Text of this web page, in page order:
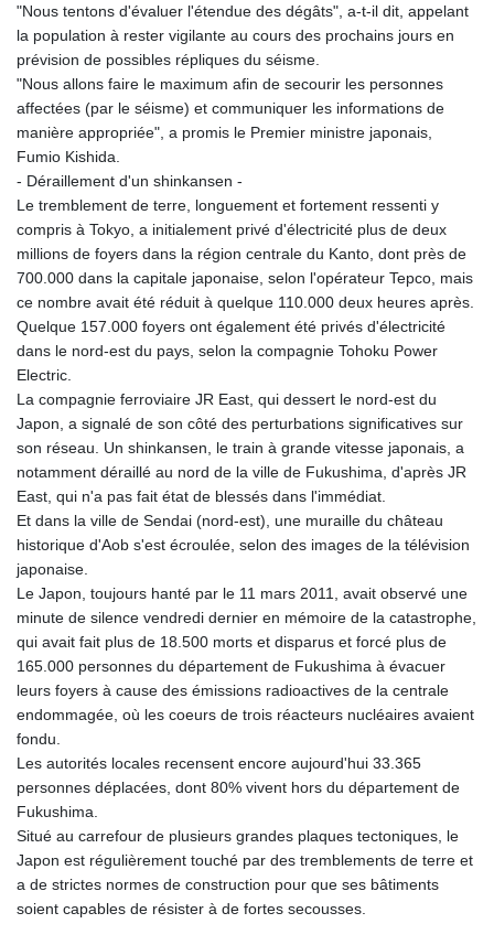
"Nous tentons d'évaluer l'étendue des dégâts", a-t-il dit, appelant
la population à rester vigilante au cours des prochains jours en
prévision de possibles répliques du séisme.
"Nous allons faire le maximum afin de secourir les personnes
affectées (par le séisme) et communiquer les informations de
manière appropriée", a promis le Premier ministre japonais,
Fumio Kishida.
- Déraillement d'un shinkansen -
Le tremblement de terre, longuement et fortement ressenti y
compris à Tokyo, a initialement privé d'électricité plus de deux
millions de foyers dans la région centrale du Kanto, dont près de
700.000 dans la capitale japonaise, selon l'opérateur Tepco, mais
ce nombre avait été réduit à quelque 110.000 deux heures après.
Quelque 157.000 foyers ont également été privés d'électricité
dans le nord-est du pays, selon la compagnie Tohoku Power
Electric.
La compagnie ferroviaire JR East, qui dessert le nord-est du
Japon, a signalé de son côté des perturbations significatives sur
son réseau. Un shinkansen, le train à grande vitesse japonais, a
notamment déraillé au nord de la ville de Fukushima, d'après JR
East, qui n'a pas fait état de blessés dans l'immédiat.
Et dans la ville de Sendai (nord-est), une muraille du château
historique d'Aob s'est écroulée, selon des images de la télévision
japonaise.
Le Japon, toujours hanté par le 11 mars 2011, avait observé une
minute de silence vendredi dernier en mémoire de la catastrophe,
qui avait fait plus de 18.500 morts et disparus et forcé plus de
165.000 personnes du département de Fukushima à évacuer
leurs foyers à cause des émissions radioactives de la centrale
endommagée, où les coeurs de trois réacteurs nucléaires avaient
fondu.
Les autorités locales recensent encore aujourd'hui 33.365
personnes déplacées, dont 80% vivent hors du département de
Fukushima.
Situé au carrefour de plusieurs grandes plaques tectoniques, le
Japon est régulièrement touché par des tremblements de terre et
a de strictes normes de construction pour que ses bâtiments
soient capables de résister à de fortes secousses.